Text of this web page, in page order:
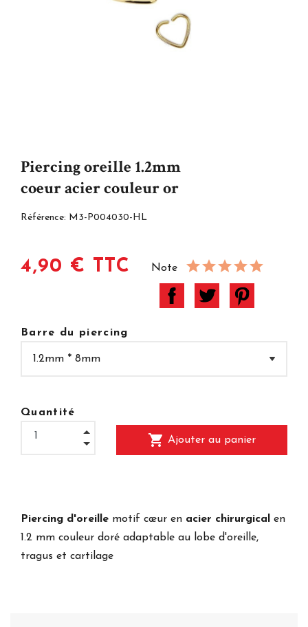
Piercing oreille 1.2mm
coeur acier couleur or
Référence: M3-P004030-HL
4,90 € TTC Note
Barre du piercing
Quantité
shopping_cart Ajouter au panier
Piercing d'oreille motif cœur en acier chirurgical
en
1.2 mm couleur doré adaptable au lobe d'oreille,
tragus et cartilage